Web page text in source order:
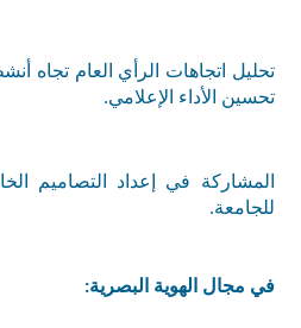
تحليل اتجاهات الرأي العام تجاه
تحسين الأداء الإعلامي.
المشاركة في إعداد التصاميم
للجامعة.
في مجال الهوية البصرية: